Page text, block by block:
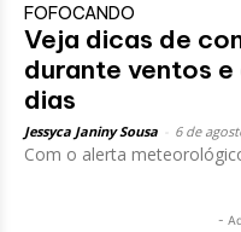
FOFOCANDO
Veja dicas de
durante ventos
dias
Jessyca Janiny Sousa 6 de
Com o alerta
-